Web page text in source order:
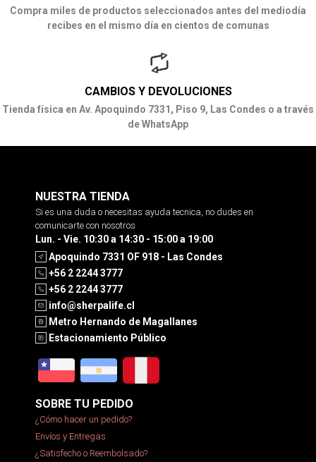
Compra miles de productos seleccionados antes del mediodía
recibes en el mismo día en cientos de comunas
CAMBIOS Y DEVOLUCIONES
Tienda física en Av. Apoquindo 7331, Piso 9, Las Condes o a través
de WhatsApp
NUESTRA TIENDA
Si es una duda o necesitas ayuda tecnica, no dudes en
comunicarte con nosotros
Lun. - Vie. 10:30 a 14:30 - 15:00 a 19:00
Apoquindo 7331 OF 918 - Las Condes
+56 2 2244 3777
+56 2 2244 3777
info@sherpalife.cl
Metro Hernando de Magallanes
Estacionamiento Público
SOBRE TU PEDIDO
¿Cómo hacer un pedido?
Envíos y Entregas
¿Satisfecho o Reembolsado?